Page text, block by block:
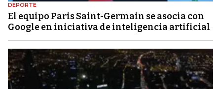
DEPORTE
El equipo Paris Saint-Germain se asocia con
Google en iniciativa de inteligencia artificial